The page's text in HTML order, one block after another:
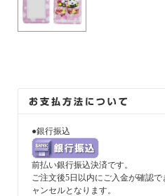
●銀行振込
前払い銀行振込決済です。
ご注文後5日以内にご入金が確認
ャンセルとなります。